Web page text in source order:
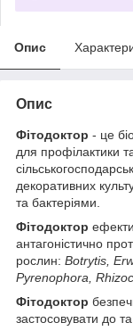
Опис
Опис
Фітодоктор - це
для профілактики
декоративних
та бактеріями.
Фітодоктор
антагоністично
рослин: Botrytis,
Pyrenophora,
Фітодоктор
застосовувати до